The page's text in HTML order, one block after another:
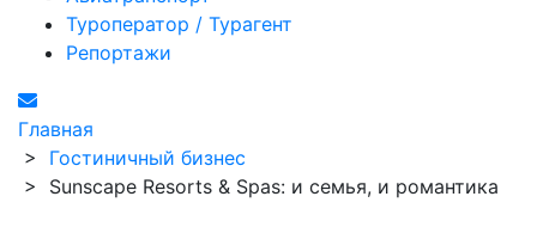
Туроператор / Турагент
Репортажи
Главная
> Гостиничный бизнес
> Sunscape Resorts & Spas: и семья, и романтика